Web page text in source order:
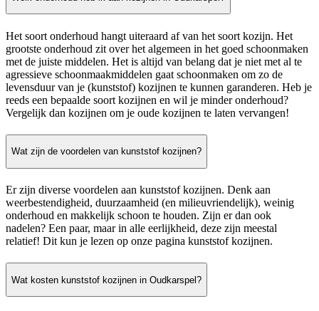
Het soort onderhoud hangt uiteraard af van het soort kozijn. Het
grootste onderhoud zit over het algemeen in het goed schoonmaken
met de juiste middelen. Het is altijd van belang dat je niet met al te
agressieve schoonmaakmiddelen gaat schoonmaken om zo de
levensduur van je (kunststof) kozijnen te kunnen garanderen. Heb je
reeds een bepaalde soort kozijnen en wil je minder onderhoud?
Vergelijk dan kozijnen om je oude kozijnen te laten vervangen!
Wat zijn de voordelen van kunststof kozijnen?
Er zijn diverse voordelen aan kunststof kozijnen. Denk aan
weerbestendigheid, duurzaamheid (en milieuvriendelijk), weinig
onderhoud en makkelijk schoon te houden. Zijn er dan ook
nadelen? Een paar, maar in alle eerlijkheid, deze zijn meestal
relatief! Dit kun je lezen op onze pagina kunststof kozijnen.
Wat kosten kunststof kozijnen in Oudkarspel?